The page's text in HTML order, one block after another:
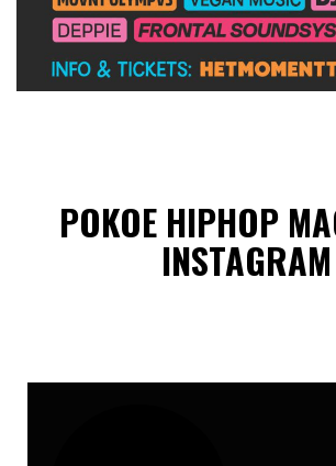
POKOE HIPHOP
INSTAGRAM